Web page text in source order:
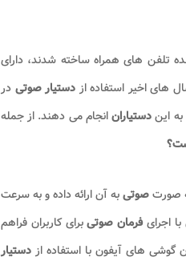
تلفن های همراه ساخته شدند، دارای
های اخیر استفاده از دستیار صوتی در
ایندستیارانانجام می دهند. از جمله
صورتصوتیبه آن ارائه داده و به سرعت
اجرایفرمان صوتیبرای کاربران فراهم
گوشی های آیفون با استفاده از دستیار